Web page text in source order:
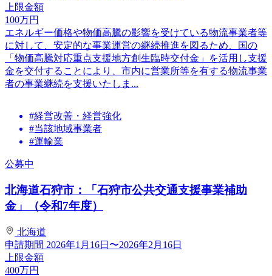
上限金額
100万円
エネルギー価格や物価高騰の影響を受けている物流事業者等
に対して、安定的な事業運営の継続推進を図るため、国の
「物価高騰対応重点支援地方創生臨時交付金」を活用し支援
金を交付することにより、市内に営業所等を有する物流事業
者の事業継続を支援いたしま...
#経営改善・経営強化
#当該地域事業者
#運輸業
公募中
北海道石狩市：「石狩市公共交通支援事業補助
金」（令和7年度）
北海道
申請期間 2026年1月16日〜2026年2月16日
上限金額
400万円